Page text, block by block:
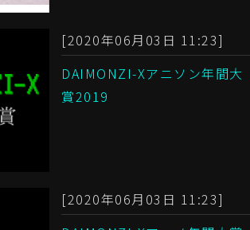
[2020年06月03日 11:23]
DAIMONZI-Xアニソン年間大
賞2019
[2020年06月03日 11:23]